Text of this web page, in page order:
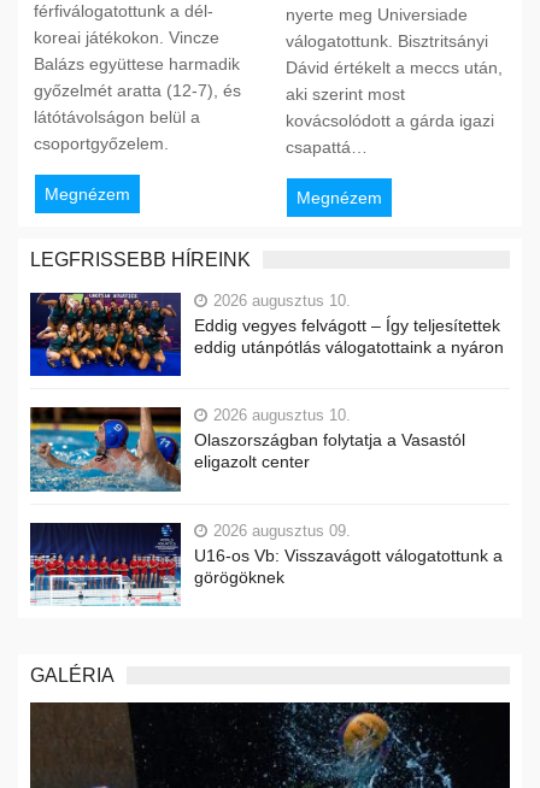
férfiválogatottunk a dél-
koreai játékokon. Vincze
Balázs együttese harmadik
győzelmét aratta (12-7), és
látótávolságon belül a
csoportgyőzelem.
Megnézem
nyerte meg Universiade
válogatottunk. Bisztritsányi
Dávid értékelt a meccs után,
aki szerint most
kovácsolódott a gárda igazi
csapattá…
Megnézem
LEGFRISSEBB HÍREINK
2026 augusztus 10.
Eddig vegyes felvágott – Így teljesítettek
eddig utánpótlás válogatottaink a nyáron
2026 augusztus 10.
Olaszországban folytatja a Vasastól
eligazolt center
2026 augusztus 09.
U16-os Vb: Visszavágott válogatottunk a
görögöknek
GALÉRIA